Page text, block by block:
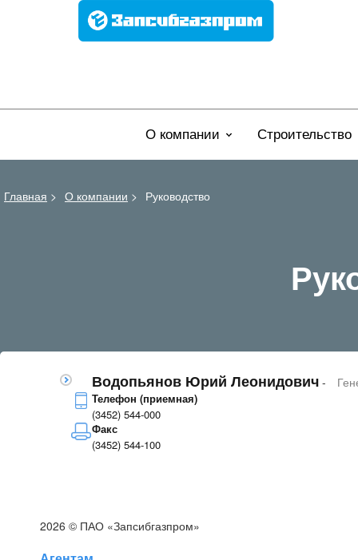
О компании Строительство
Главная > О компании > Руководство
Водопьянов Юрий Леонидович -
Телефон (приемная)
(3452) 544-000
Факс
(3452) 544-100
2026 © ПАО «Запсибгазпром»